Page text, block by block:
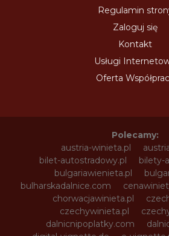
Regulamin
Zaloguj się
Kontakt
Usługi
Oferta
Polecamy:
austria-winieta.pl
bilet-autostradowy.pl
bilety-
bulgariawienieta.pl
bulharskadalnice.com
chorwacjawinieta.pl
czechywinieta.pl
dalnicnipoplatky.com